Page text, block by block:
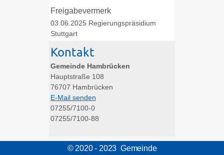
Freigabevermerk
03.06.2025 Regierungspräsidium
Stuttgart
Kontakt
Gemeinde Hambrücken
Hauptstraße 108
76707 Hambrücken
E-Mail senden
07255/7100-0
07255/7100-88
© 2020 - 2023 Gemeinde